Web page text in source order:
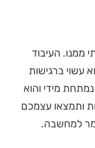
ממנו. העיבוד
עשוי ברגישות
מידי והוא
ותמצאו עצמכם
למחשבה.